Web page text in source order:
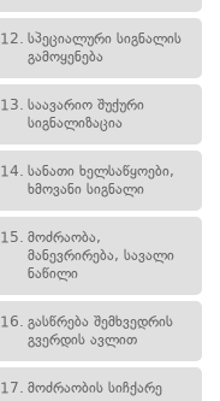
12. სპეციალური სიგნალის
გამოყენება
13. საავარიო შუქური
სიგნალიზაცია
14. სანათი ხელსაწყოები,
ხმოვანი სიგნალი
15. მოძრაობა,
მანევრირება, სავალი
ნაწილი
16. გასწრება შემხვედრის
გვერდის ავლით
17. მოძრაობის სიჩქარე